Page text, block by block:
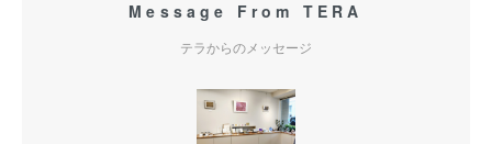
Message From TERA
テラからのメッセージ